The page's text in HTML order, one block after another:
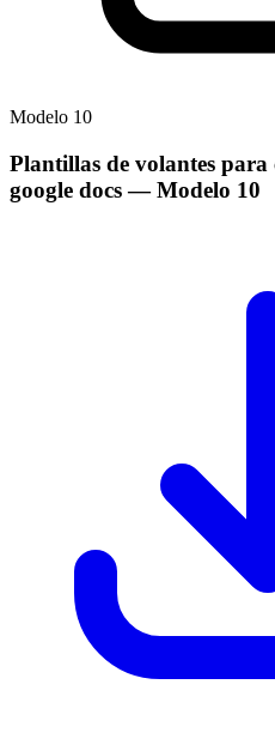
Modelo 10
Plantillas de volantes
google docs— Modelo 10